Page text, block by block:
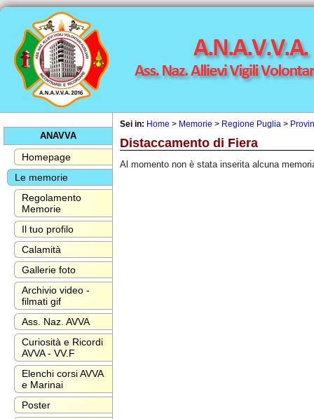
ANAVVA
Homepage
Le memorie
Regolamento
Memorie
Il tuo profilo
Calamità
Gallerie foto
Archivio video -
filmati gif
Ass. Naz. AVVA
Curiosità e Ricordi
AVVA - VV.F
Elenchi corsi AVVA
e Marinai
Poster
Sei in: Home > Memorie > Regione Puglia >
Distaccamento di Fiera
Al momento non è stata inserita alcuna